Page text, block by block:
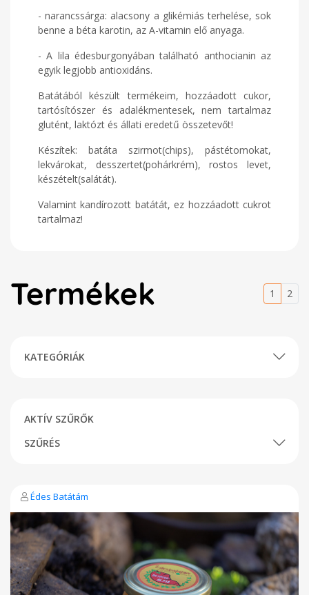
- narancssárga: alacsony a glikémiás terhelése, sok
benne a béta karotin, az A-vitamin elő anyaga.
- A lila édesburgonyában található anthocianin az
egyik legjobb antioxidáns.
Batátából készült termékeim, hozzáadott cukor,
tartósítószer és adalékmentesek, nem tartalmaz
glutént, laktózt és állati eredetű összetevőt!
Készítek: batáta szirmot(chips), pástétomokat,
lekvárokat, desszertet(pohárkrém), rostos levet,
készételt(salátát).
Valamint kandírozott batátát, ez hozzáadott cukrot
tartalmaz!
Termékek 1 2
KATEGÓRIÁK
AKTÍV SZŰRŐK
SZŰRÉS
Édes Batátám